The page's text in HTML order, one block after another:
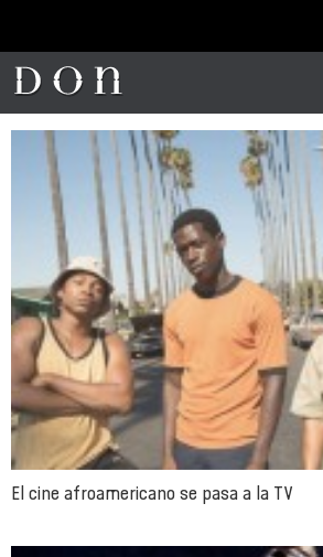
El cine afroamericano se pasa a la TV